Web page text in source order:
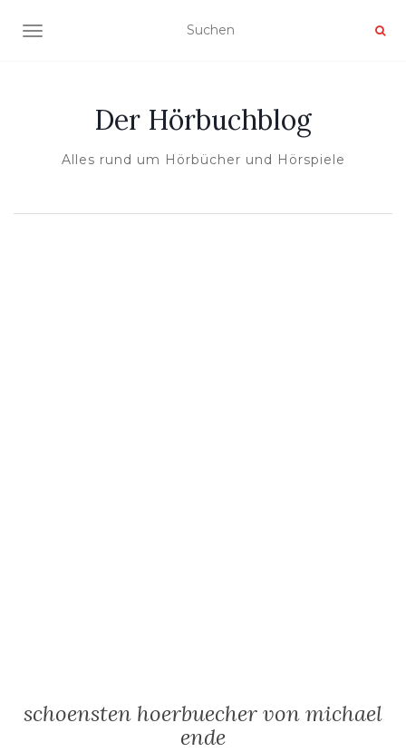
NAVIGATION UMSCHALTEN
Der Hörbuchblog
Alles rund um Hörbücher und Hörspiele
schoensten hoerbuecher von michael
ende